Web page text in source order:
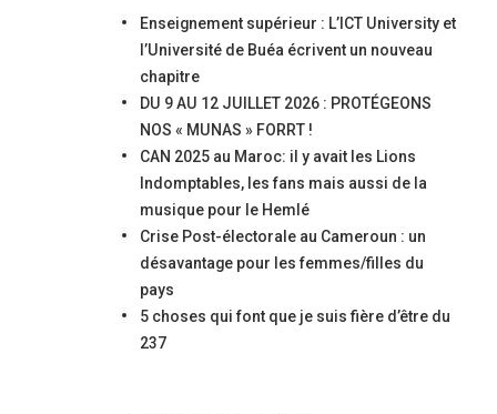
Enseignement supérieur : L’ICT University et
l’Université de Buéa écrivent un nouveau
chapitre
DU 9 AU 12 JUILLET 2026 : PROTÉGEONS
NOS « MUNAS » FORRT !
CAN 2025 au Maroc: il y avait les Lions
Indomptables, les fans mais aussi de la
musique pour le Hemlé
Crise Post-électorale au Cameroun : un
désavantage pour les femmes/filles du
pays
5 choses qui font que je suis fière d’être du
237